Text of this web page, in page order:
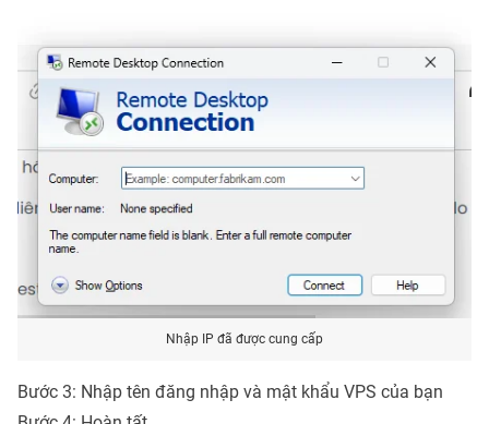
Nhập IP đã được cung cấp
Bước 3: Nhập tên đăng nhập và mật khẩu VPS của bạn